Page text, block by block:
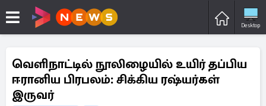
Desktop
வெளிநாட்டில் நூலிழையில் உயிர் தப்பிய
ஈரானிய பிரபலம்: சிக்கிய ரஷ்யர்கள்
இருவர்